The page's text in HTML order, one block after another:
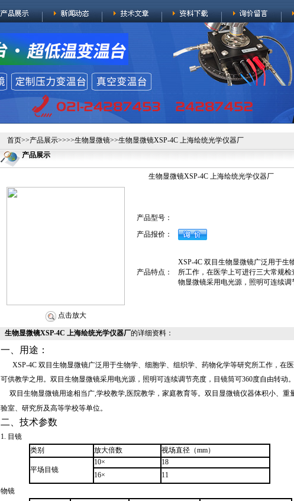
首页>>产品展示>>>>生物显微镜>>生物显微镜XSP-4C 上海绘统光学仪器厂
产品展示
生物显微镜XSP-4C 上海绘统光学仪器厂
点击放大
产品型号：
产品报价：
产品特点：
XSP-4C 双目生物显微镜广泛用于生
所工作，在医学上可进行三大常规
物显微镜采用电光源，照明可连续调
生物显微镜XSP-4C 上海绘统光学仪器厂的详细资料：
一、用途：
XSP-4C 双目 生物显微镜广泛用于生物学、细胞学、组织学、药物化学等研究所工作，在
可供教学之用。双目生物显微镜采用电光源，照明可连续调节亮度，目镜筒可360度自由转动。
双目 生物显微镜用途相当广,学校教学,医院教学，家庭教育等。双目显微镜仪器体积小、
验室、研究所及高等学校等单位。
二、技术参数
1. 目镜
类别
放大倍数 视场直径（mm）
平场目镜
10×
18
16×
11
物镜